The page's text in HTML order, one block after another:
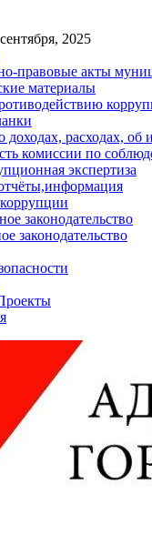
2025
правовые акты
материалы
доходах, расходах, об
комиссии по
экспертиза
законодательство
законодательство